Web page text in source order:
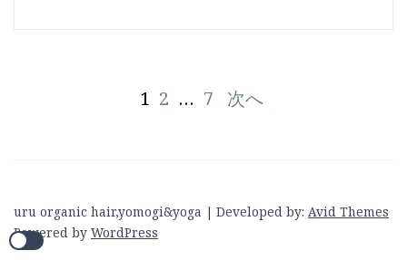
ペ
1 2 … 7 次へ
uru organic hair,yomogi&yoga | Developed by: Avid Themes
Powered by WordPress